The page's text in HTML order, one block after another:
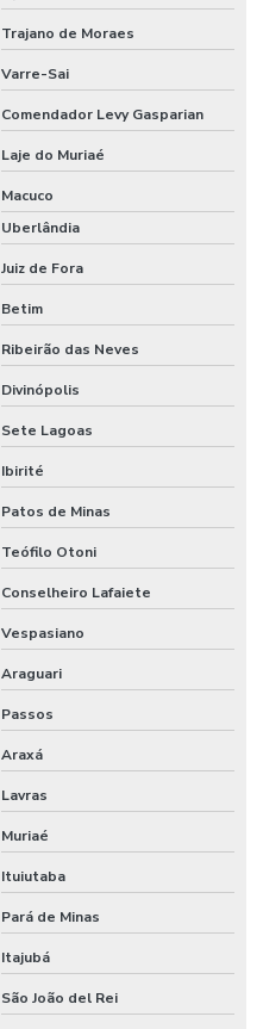
Trajano de Moraes
Varre-Sai
Comendador Levy Gasparian
Laje do Muriaé
Macuco
Uberlândia
Juiz de Fora
Betim
Ribeirão das Neves
Divinópolis
Sete Lagoas
Ibirité
Patos de Minas
Teófilo Otoni
Conselheiro Lafaiete
Vespasiano
Araguari
Passos
Araxá
Lavras
Muriaé
Ituiutaba
Pará de Minas
Itajubá
São João del Rei